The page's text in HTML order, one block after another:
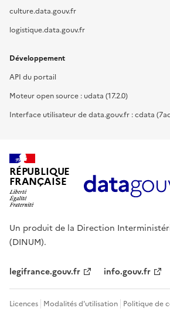
culture.data.gouv.fr
logistique.data.gouv.fr
Développement
API du portail
Moteur open source : udata (17.2.0)
Interface utilisateur de data.gouv.fr : cdata
RÉPUBLIQUE
FRANÇAISE
Un produit de la Direction
(DINUM).
legifrance.gouv.fr info.gouv.fr
Licences Modalités d'utilisation Politique de